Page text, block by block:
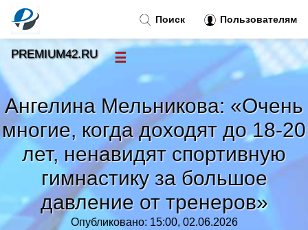
Ангелина Мельникова: «Очень
многие, когда доходят до 18-20
лет, ненавидят спортивную
гимнастику за большое
давление от тренеров»
Опубликовано: 15:00, 02.06.2026
Поиск Пользователям
PREMIUM42.RU ☰
Тренды новостей»
Рубрики »
Правила »